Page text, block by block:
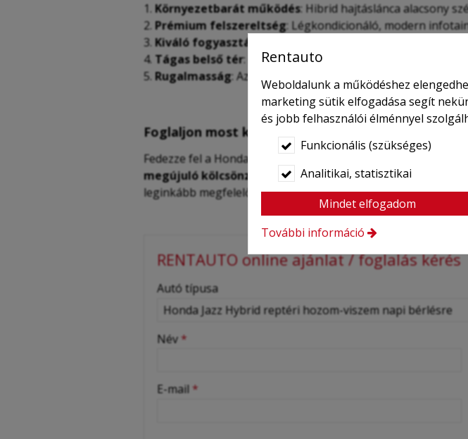
Környezetbarát működés: Hibrid hajtáslánca alacsony
Prémium felszereltség: Légkondicionáló, modern
Kiváló fogyasztás
Tágas belső tér: Családok, üzleti utazók és kirándulók
Rugalmasság: Az autó tökéletes választás napi, heti vagy
Foglaljon most kedvező áron!
Fedezze fel a Honda Jazz Hybrid nyújtotta kényelmet és
megújuló kölcsönzési lehetőségeink és akedvező
leginkább megfelelő megoldást. Válassza a Honda Jazz
RENTAUTO online ajánlat / foglalás kérés
-
-
Autó típusa
Név *
E-mail *
Rentauto
Weboldalunk a működéshez
marketing sütik elfogadása segít
és jobb felhasználói élménnyel
Funkcionális (szükséges)
Analitikai, statisztikai
Mindet elfogadom
További információ